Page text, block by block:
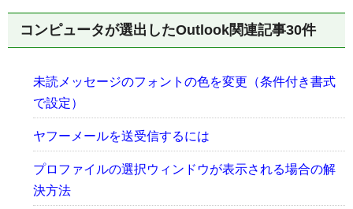
コンピュータが選出したOutlook関連記事30件
未読メッセージのフォントの色を変更（条件付き書式
で設定）
ヤフーメールを送受信するには
プロファイルの選択ウィンドウが表示される場合の解
決方法